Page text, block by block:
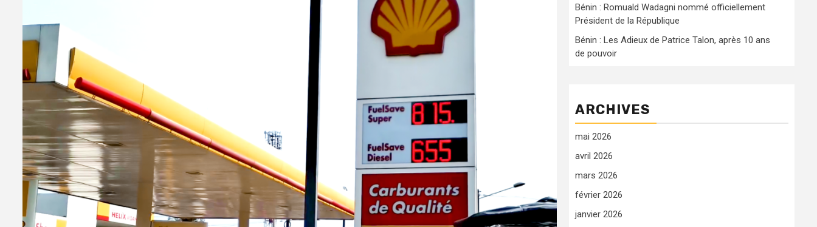
Bénin : Romuald Wadagni nommé officiellement
Président de la République
Bénin : Les Adieux de Patrice Talon, après 10 ans
de pouvoir
ARCHIVES
mai 2026
avril 2026
mars 2026
février 2026
janvier 2026